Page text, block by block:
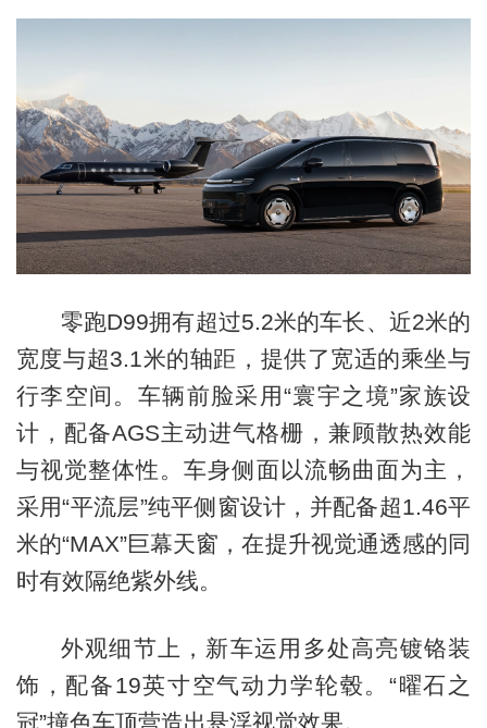
零跑D99拥有超过5.2米的车长、近2米的
宽度与超3.1米的轴距，提供了宽适的乘坐与
行李空间。车辆前脸采用“寰宇之境”家族设
计，配备AGS主动进气格栅，兼顾散热效能
与视觉整体性。车身侧面以流畅曲面为主，
采用“平流层”纯平侧窗设计，并配备超1.46平
米的“MAX”巨幕天窗，在提升视觉通透感的同
时有效隔绝紫外线。
外观细节上，新车运用多处高亮镀铬装
饰，配备19英寸空气动力学轮毂。“曜石之
冠”撞色车顶营造出悬浮视觉效果。